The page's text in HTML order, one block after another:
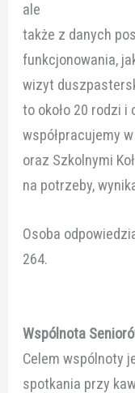
ale
także z danych
funkcjonowania,
wizyt
to około 20 rodzi i
współpracujemy
oraz Szkolnymi
na potrzeby,
Osoba
264.
Wspólnota
Celem wspólnoty
spotkania przy